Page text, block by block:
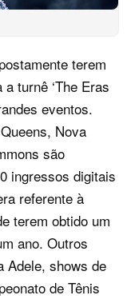
terem
turnê ‘The Eras
eventos.
Nova
são
ingressos digitais
referente à
terem obtido um
ano. Outros
Adele, shows de
de Tênis